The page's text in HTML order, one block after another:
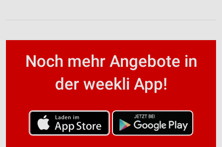
Noch mehr Angebote in
der weekli App!